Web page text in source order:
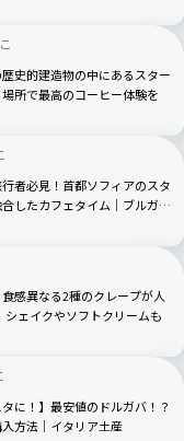
史的建造物の中にあるスター
所で最高のコーヒー体験を
者必見！首都ソフィアのスタ
したカフェタイム｜ブルガリ
感異なる2種のクレープが人
ェイクやソフトクリームも
に！】最安値のドルガバ！？
入方法｜イタリア土産